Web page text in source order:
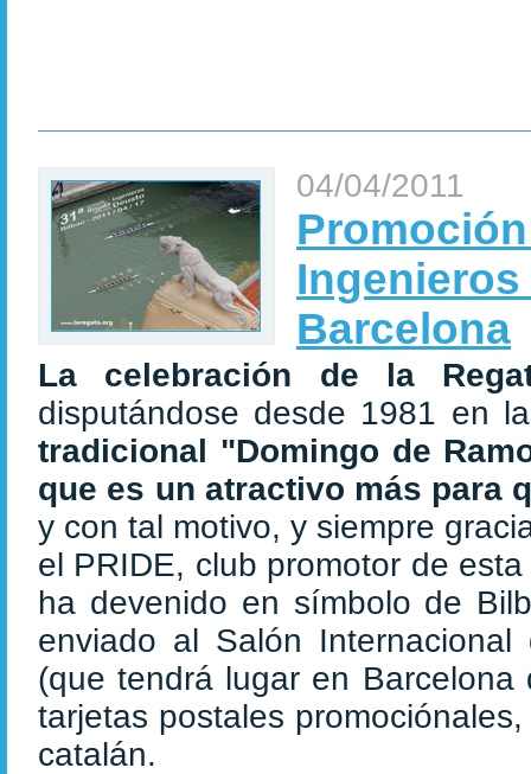
04/04/2011
Ingenieros
Barcelona
La celebración de la
disputándose desde 1981 en
tradicional "Domingo de
que es un atractivo más para
y con tal motivo, y siempre
el PRIDE, club promotor de
ha devenido en símbolo de
enviado al Salón
(que tendrá lugar en
tarjetas postales
catalán.